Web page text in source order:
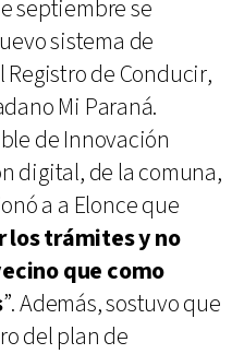
septiembre se
sistema de
de Conducir,
Mi Paraná.
de Innovación
digital, de la comuna,
a a Elonce que
los trámites y no
que como
”. Además, sostuvo que
del plan de